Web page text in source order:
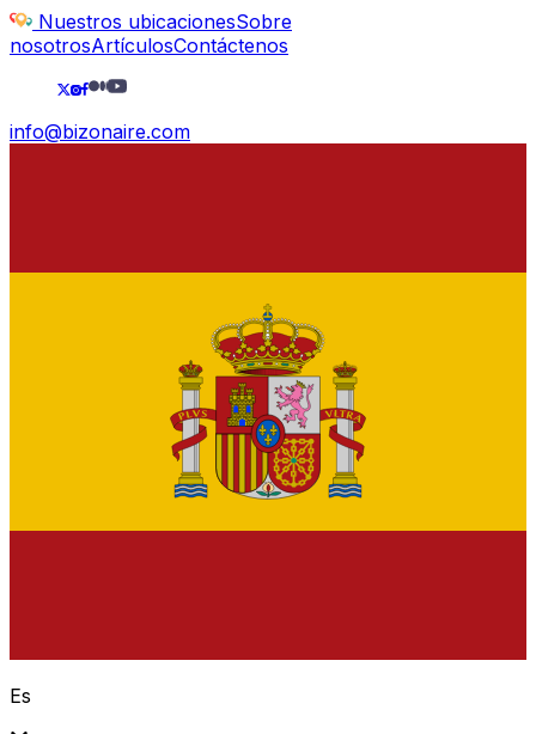
Nuestros ubicacionesSobre
nosotrosArtículosContáctenos
info@bizonaire.com
Es